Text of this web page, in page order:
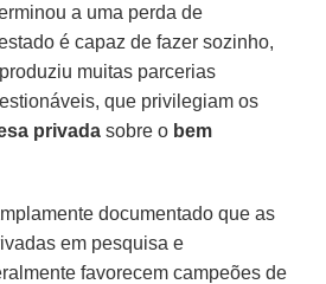
a uma perda de
é capaz de fazer sozinho,
muitas parcerias
que privilegiam os
privada sobre o bem
documentado que as
em pesquisa e
favorecem campeões de